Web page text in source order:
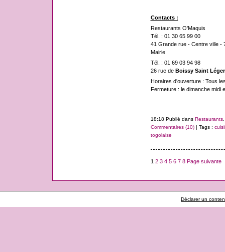
Contacts :
Restaurants O'Maquis
Tél. : 01 30 65 99 00
41 Grande rue - Centre ville -
Mairie
Tél. : 01 69 03 94 98
26 rue de Boissy Saint Léger
Horaires d'ouverture : Tous
Fermeture : le dimanche midi
18:18 Publié dans Restaurants
Commentaires (10)| Tags :
togolaise
1 2 3 4 5 6 7 8 Page suivante
Déclarer un